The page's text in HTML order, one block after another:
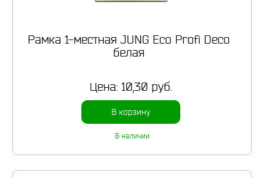
Рамка 1-местная JUNG Eco Profi Deco
белая
Цена: 10,30 руб.
В корзину
В наличии